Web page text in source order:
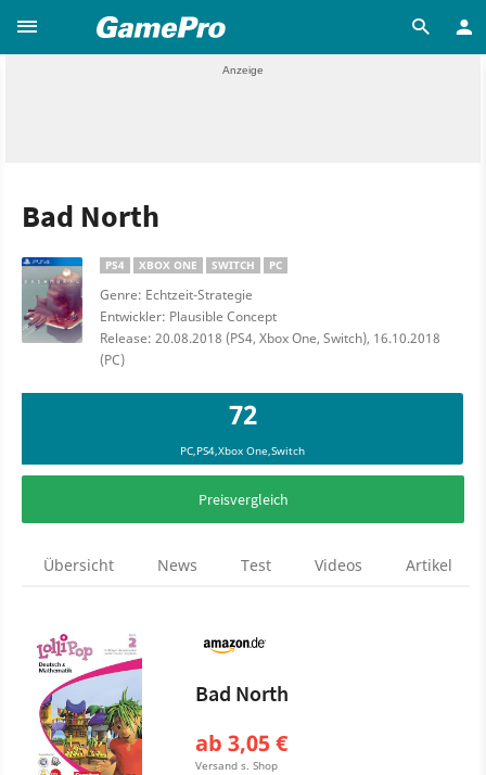
Bad North
PS4 XBOX ONE SWITCH PC
Genre: Echtzeit-Strategie
Entwickler: Plausible Concept
Release: 20.08.2018 (PS4, Xbox One, Switch), 16.10.2018
(PC)
72
PC,PS4,Xbox One,Switch
Preisvergleich
Übersicht News Test Videos Artikel
Bad North
ab 3,05 €
Versand s. Shop